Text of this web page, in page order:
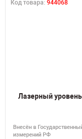
Код товара: 944068
Лазерный уровень
Внесён в
измерений РФ